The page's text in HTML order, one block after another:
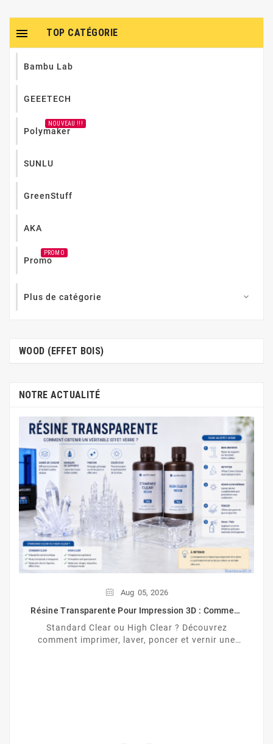
TOP CATÉGORIE

Bambu Lab
GEEETECH
Polymaker
NOUVEAU !!!
SUNLU
GreenStuff
AKA
Promo
PROMO
Plus de catégorie 
WOOD (EFFET BOIS)
NOTRE ACTUALITÉ
Aug 05, 2026
Résine Transparente Pour Impression 3D : Comment
Standard Clear ou High Clear ? Découvrez
comment imprimer, laver, poncer et vernir une